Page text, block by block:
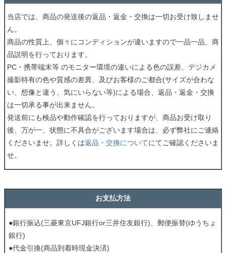
当店では、商品の発送後の返品・返金・交換は一切お受け致しませ
ん。
商品の性質上、個々にコンディションが違いますので一品一品、商
品説明を行っております。
PC・携帯端末等 のモニター環境の違いによる色の誤差、デジカメ
撮影特有の色や質感の差異、及びお客様のご都合(サイズが合わな
い、想像と違う、気にいらない等)による場合、返品・返金・交換
は一切承る事が出来ません。
発送前にも検品や動作確認を行っておりますが、商品お受け取り
後、万が一、状態に不具合がございます場合は、必ず弊社にご連絡
くださいませ。詳しくは返品・交換についてにてご確認くださいま
せ。
お支払方法
●銀行振込(三菱東京UFJ銀行or三井住友銀行)、郵便振替(ゆうちょ
銀行)
●代金引換(商品到着時現金決済)